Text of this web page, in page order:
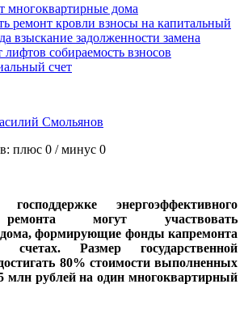
многоквартирные дома
ремонт кровли взносы на капитальный
взыскание задолженности замена
лифтов собираемость взносов
счет
Смольянов
плюс 0 / минус 0
энергоэффективного
ремонта могут участвовать
формирующие фонды капремонта
Размер государственной
80% стоимости выполненных
млн рублей на один многоквартирный